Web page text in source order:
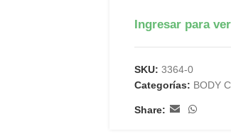
Ingresar para
SKU: 3364-0
Categorías: BODY
Share: